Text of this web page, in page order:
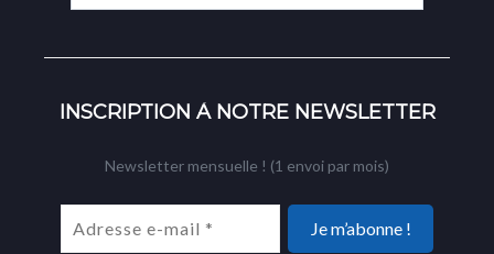
INSCRIPTION À NOTRE NEWSLETTER
Newsletter mensuelle ! (1 envoi par mois)